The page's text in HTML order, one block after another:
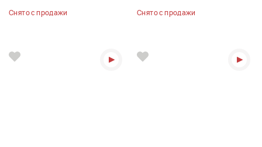
Снято с продажи Снято с продажи